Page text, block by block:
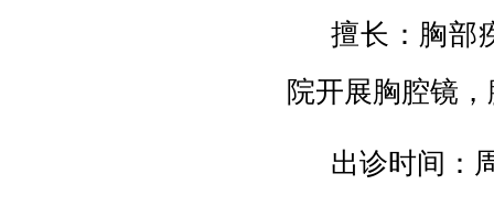
擅长：胸部
院开展胸腔镜
出诊时间：